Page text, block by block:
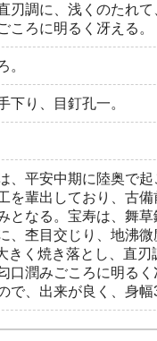
刃調に、浅くのたれ
ころに明るく冴える。
。
下り、目釘孔一。
、平安中期に陸奥で
を輩出しており、古
となる。宝寿は、舞
、杢目交じり、地沸
きく焼き落とし、直
口潤みごころに明る
で、出来が良く、身